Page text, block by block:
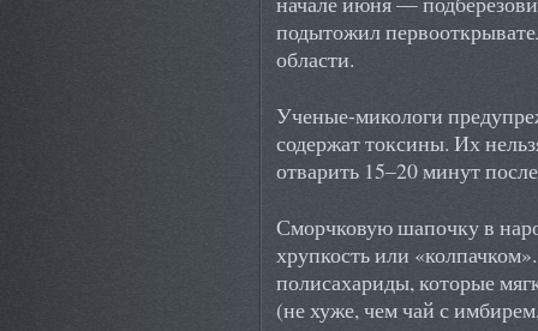
подытожил
области.
Ученые-микологи
содержат токсины. Их
отварить 15–20 минут
Сморчковую шапочку в
хрупкость или
полисахариды, которые
(не хуже, чем чай с